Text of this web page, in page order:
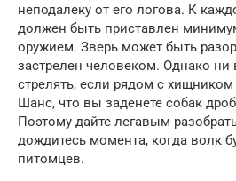
неподалеку от его логова. К
должен быть приставлен
оружием. Зверь может быть
застрелен человеком. Однако ни
стрелять, если рядом с
Шанс, что вы заденете собак
Поэтому дайте легавым
дождитесь момента, когда волк
питомцев.